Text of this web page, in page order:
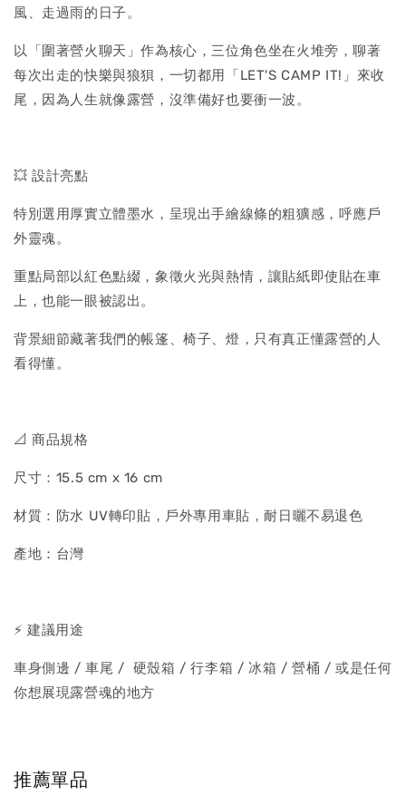
風、走過雨的日子。
以「圍著營火聊天」作為核心，三位角色坐在火堆旁，聊著
每次出走的快樂與狼狽，一切都用「LET'S CAMP IT!」來收
尾，因為人生就像露營，沒準備好也要衝一波。
💥 設計亮點
特別選用厚實立體墨水，呈現出手繪線條的粗獷感，呼應戶
外靈魂。
重點局部以紅色點綴，象徵火光與熱情，讓貼紙即使貼在車
上，也能一眼被認出。
背景細節藏著我們的帳篷、椅子、燈，只有真正懂露營的人
看得懂。
📐 商品規格
尺寸：15.5 cm x 16 cm
材質：防水 UV轉印貼，戶外專用車貼，耐日曬不易退色
產地：台灣
⚡️ 建議用途
車身側邊 / 車尾 / 硬殼箱 / 行李箱 / 冰箱 / 營桶 / 或是任何
你想展現露營魂的地方
推薦單品